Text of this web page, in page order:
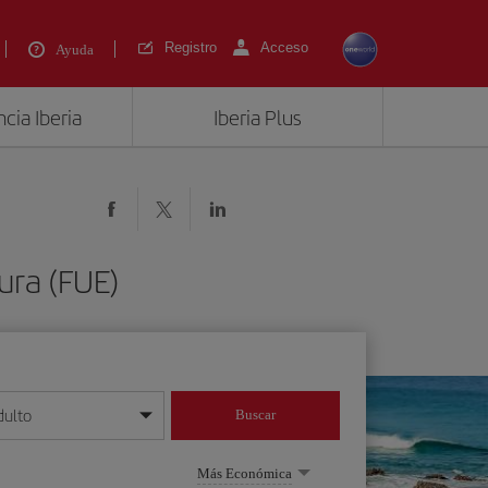
Ayuda Registro Acceso
Iberia Iberia Plus
(FUE)
mes/año
Buscar
Más Económica